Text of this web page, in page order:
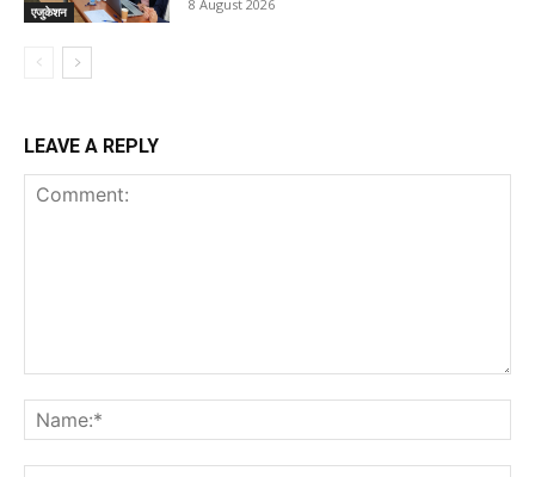
एजुकेशन 8 August 2026
LEAVE A REPLY